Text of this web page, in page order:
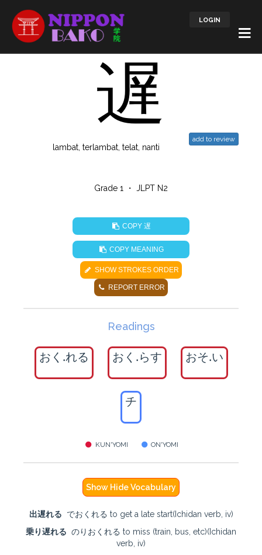
LOGIN
遅 add to review
lambat, terlambat, telat, nanti
Grade 1 ・ JLPT N2
COPY遅
COPY MEANING
SHOW STROKES ORDER
REPORT ERROR
Readings
おく.れる おく.らす おそ.い
チ
KUN'YOMI ON'YOMI
Show Hide Vocabulary
出遅れる でおくれる to get a late start(Ichidan verb, iv)
乗り遅れる のりおくれる to miss (train, bus, etc)(Ichidan
verb, iv)